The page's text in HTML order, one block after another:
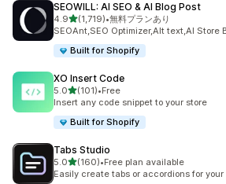
SEOWILL: AI SEO & AI Blog Post
4.95つ星中
(1,719)
合計レビュー数：1719件
•無料プランあり
SEOAnt,SEO Optimizer,Alt text,AI Store
Built for Shopify
XO Insert Code
5.05つ星中
(101)
合計レビュー数：101件
•Free
Insert any code snippet to your store
Built for Shopify
Tabs Studio
5.05つ星中
(160)
合計レビュー数：160件
•Free plan available
Easily create tabs or accordions for